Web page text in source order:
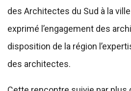
des Architectes du Sud à la ville
exprimé l’engagement des
disposition de la région
des architectes.